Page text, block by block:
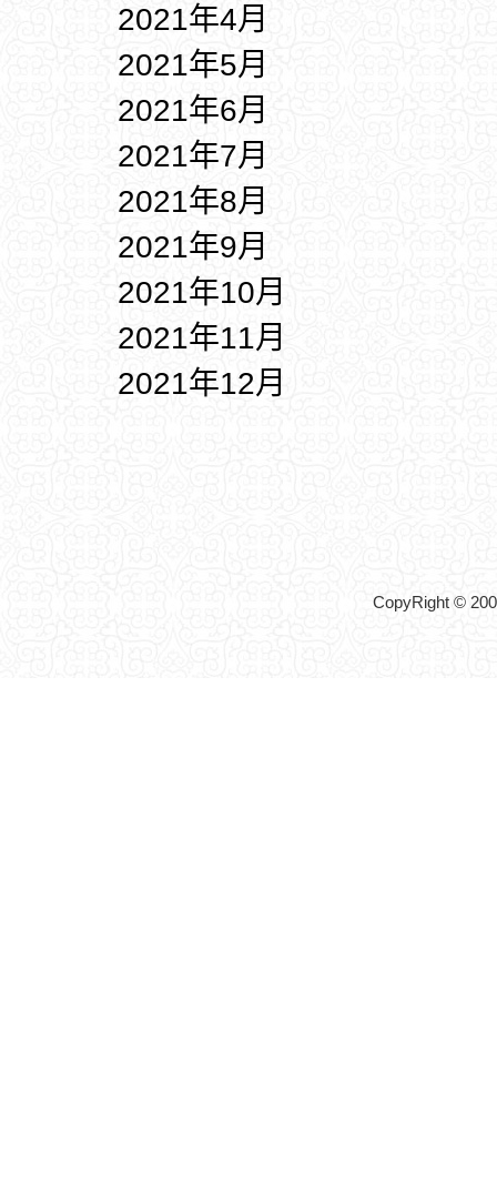
2021年4月
2021年5月
2021年6月
2021年7月
2021年8月
2021年9月
2021年10月
2021年11月
2021年12月
CopyRight ©